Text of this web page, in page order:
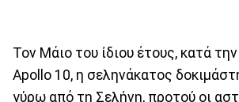
Τον Μάιο του ίδιου έτους, κατά
Apollo 10, η σεληνάκατος
γύρω από τη Σελήνη, προτού οι